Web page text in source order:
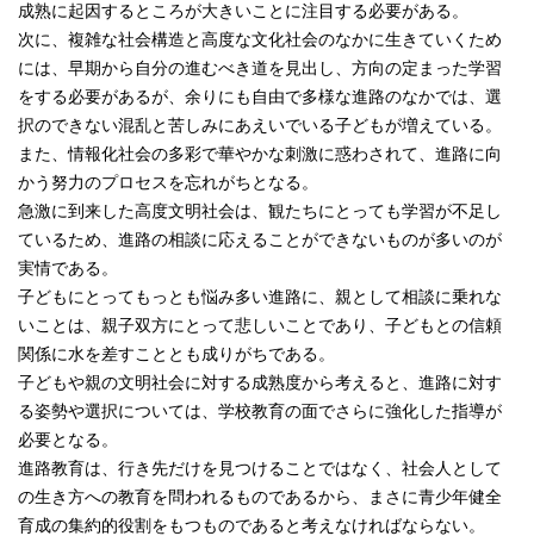
成熟に起因するところが大きいことに注目する必要がある。
次に、複雑な社会構造と高度な文化社会のなかに生きていくため
には、早期から自分の進むべき道を見出し、方向の定まった学習
をする必要があるが、余りにも自由で多様な進路のなかでは、選
択のできない混乱と苦しみにあえいでいる子どもが増えている。
また、情報化社会の多彩で華やかな刺激に惑わされて、進路に向
かう努力のプロセスを忘れがちとなる。
急激に到来した高度文明社会は、観たちにとっても学習が不足し
ているため、進路の相談に応えることができないものが多いのが
実情である。
子どもにとってもっとも悩み多い進路に、親として相談に乗れな
いことは、親子双方にとって悲しいことであり、子どもとの信頼
関係に水を差すこととも成りがちである。
子どもや親の文明社会に対する成熟度から考えると、進路に対す
る姿勢や選択については、学校教育の面でさらに強化した指導が
必要となる。
進路教育は、行き先だけを見つけることではなく、社会人として
の生き方への教育を問われるものであるから、まさに青少年健全
育成の集約的役割をもつものであると考えなければならない。